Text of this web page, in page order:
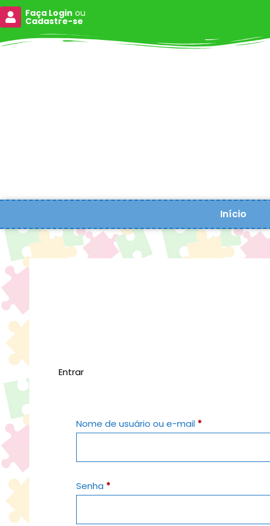
Faça Login ou
Cadastre-se
Início
Entrar
Nome de usuário ou e-mail *
Senha *